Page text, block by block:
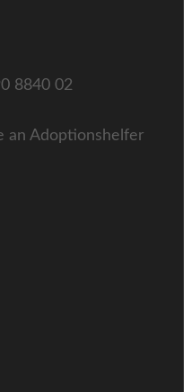
8840 02
an Adoptionshelfer